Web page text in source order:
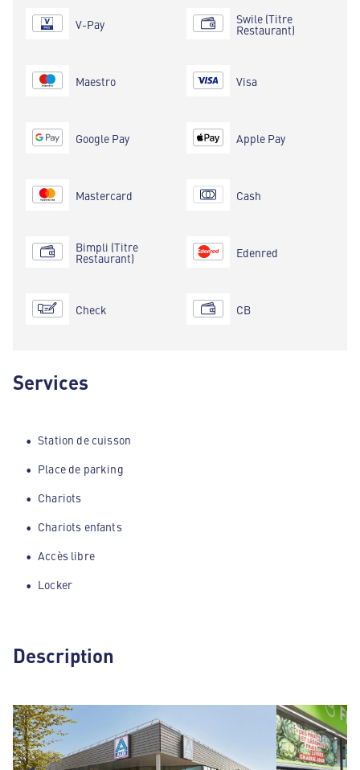
V-Pay
Maestro
Google Pay
Mastercard
Bimpli (Titre
Restaurant)
Check
Swile (Titre
Restaurant)
Visa
Apple Pay
Cash
Edenred
CB
Services
Station de cuisson
Place de parking
Chariots
Chariots enfants
Accès libre
Locker
Description